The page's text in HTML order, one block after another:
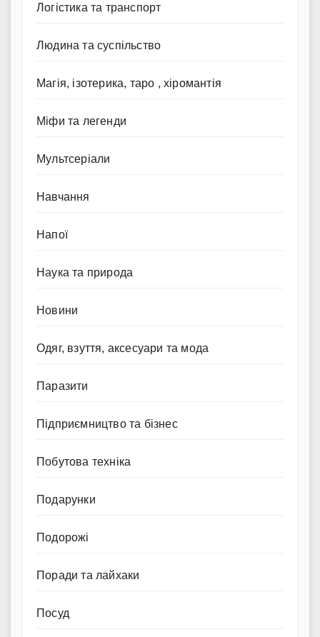
Логістика та транспорт
Людина та суспільство
Магія, ізотерика, таро , хіромантія
Міфи та легенди
Мультсеріали
Навчання
Напої
Наука та природа
Новини
Одяг, взуття, аксесуари та мода
Паразити
Підприємництво та бізнес
Побутова техніка
Подарунки
Подорожі
Поради та лайхаки
Посуд